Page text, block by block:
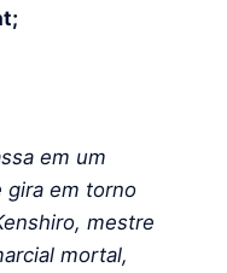
em um
gira em torno
mestre
mortal,